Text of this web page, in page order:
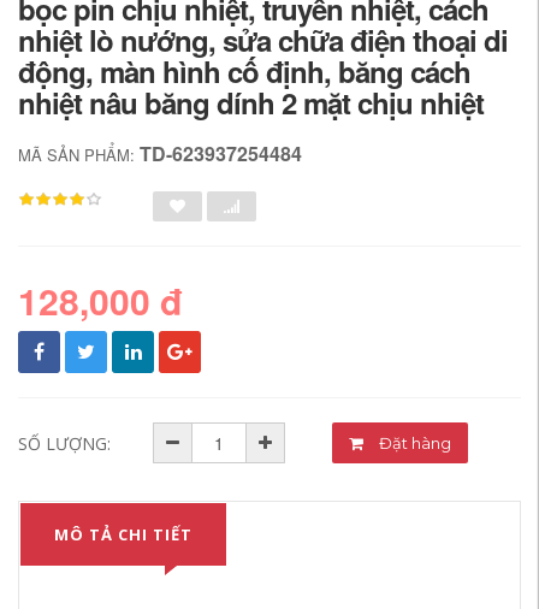
bọc pin chịu nhiệt, truyền nhiệt, cách
nhiệt lò nướng, sửa chữa điện thoại di
động, màn hình cố định, băng cách
nhiệt nâu băng dính 2 mặt chịu nhiệt
MÃ SẢN PHẨM: TD-623937254484
128,000 đ
SỐ LƯỢNG: Đặt hàng
MÔ TẢ CHI TIẾT